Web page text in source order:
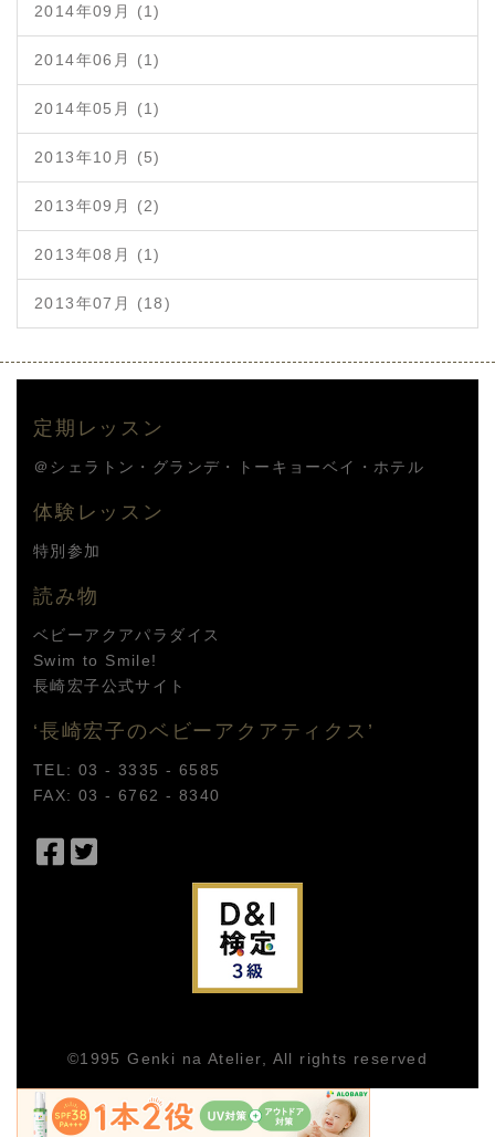
2014年09月 (1)
2014年06月 (1)
2014年05月 (1)
2013年10月 (5)
2013年09月 (2)
2013年08月 (1)
2013年07月 (18)
定期レッスン
＠シェラトン・グランデ・トーキョーベイ・ホテル
体験レッスン
特別参加
読み物
ベビーアクアパラダイス
Swim to Smile!
長崎宏子公式サイト
‘長崎宏子のベビーアクアティクス’
TEL: 03 - 3335 - 6585
FAX: 03 - 6762 - 8340
Facebook
©1995Genki na Atelier , All rights reserved